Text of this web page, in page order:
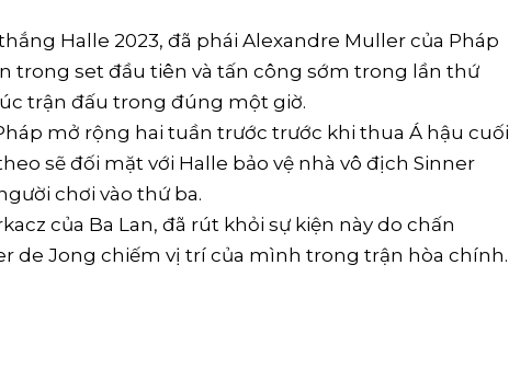
Halle 2023, đã phái Alexandre Muller của Pháp
trong set đầu tiên và tấn công sớm trong lần thứ
trận đấu trong đúng một giờ.
mở rộng hai tuần trước trước khi thua Á hậu cuối
sẽ đối mặt với Halle bảo vệ nhà vô địch Sinner
chơi vào thứ ba.
của Ba Lan, đã rút khỏi sự kiện này do chấn
de Jong chiếm vị trí của mình trong trận hòa chính.